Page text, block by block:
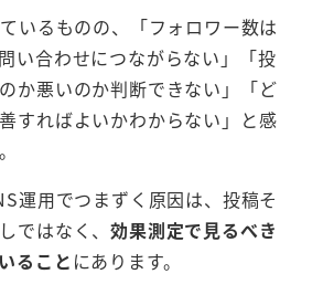
いるものの、「フォロワー数は
い合わせにつながらない」「投
か悪いのか判断できない」「ど
すればよいかわからない」と感
運用でつまずく原因は、投稿そ
ではなく、効果測定で見るべき
ること にあります。